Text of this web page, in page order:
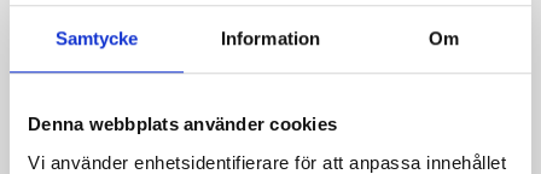
Samtycke Information Om
Denna webbplats använder cookies
Vi använder enhetsidentifierare för att anpassa innehållet
God kladdig
nougattäcke
Chokladkaka